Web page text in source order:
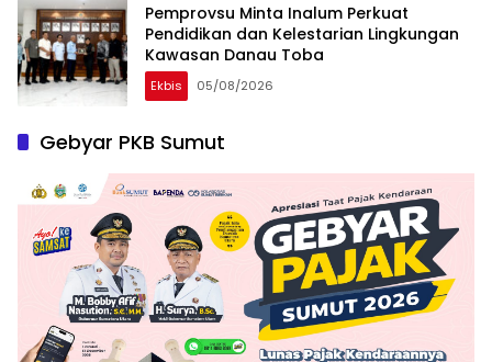
Pemprovsu Minta Inalum Perkuat
Pendidikan dan Kelestarian Lingkungan
Kawasan Danau Toba
Ekbis 05/08/2026
Gebyar PKB Sumut